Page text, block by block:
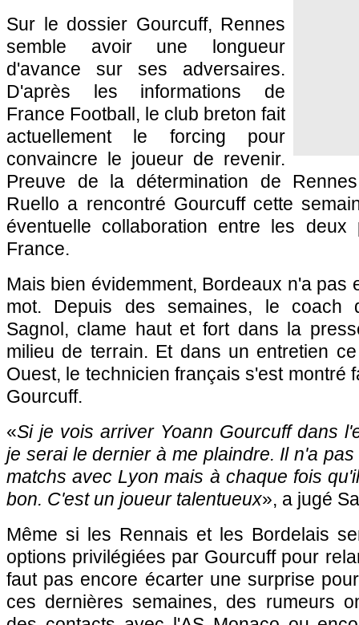
Sur le dossier Gourcuff, Rennes
semble avoir une longueur
d'avance sur ses adversaires.
D'après les informations de
France Football, le club breton fait
actuellement le forcing pour
convaincre le joueur de revenir.
Preuve de la détermination de
Ruello a rencontré Gourcuff cette
éventuelle collaboration entre les deux
France.
Mais bien évidemment, Bordeaux n'a pas
mot. Depuis des semaines, le coach
Sagnol, clame haut et fort dans la
milieu de terrain. Et dans un entretien
Ouest, le technicien français s'est montré
Gourcuff.
«Si je vois arriver Yoann Gourcuff dans
je serai le dernier à me plaindre. Il n'a
matchs avec Lyon mais à chaque fois
bon. C'est un joueur talentueux», a jugé
Même si les Rennais et les Bordelais
options privilégiées par Gourcuff pour
faut pas encore écarter une surprise
ces dernières semaines, des rumeurs